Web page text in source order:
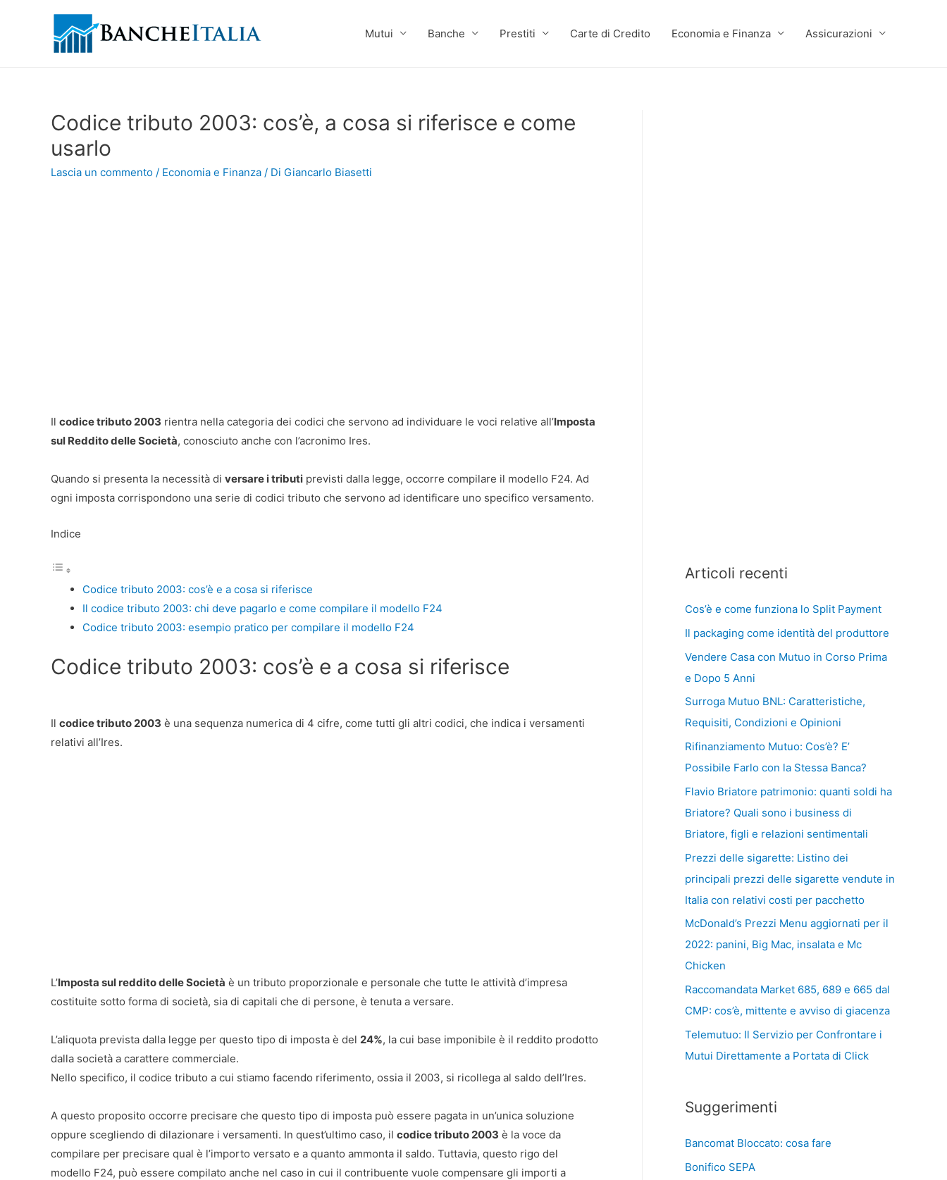
Mutui Banche Prestiti Carte di Credito Economia e Finanza Assicurazioni
Codice tributo 2003: cos’è, a cosa si riferisce e come
usarlo
Lascia un commento / Economia e Finanza / Di Giancarlo Biasetti
Il codice tributo 2003 rientra nella categoria dei codici che servono ad individuare le voci relative all’Imposta
sul Reddito delle Società, conosciuto anche con l’acronimo Ires.
Quando si presenta la necessità di versare i tributi previsti dalla legge, occorre compilare il modello F24. Ad
ogni imposta corrispondono una serie di codici tributo che servono ad identificare uno specifico versamento.
Indice
Codice tributo 2003: cos’è e a cosa si riferisce
Il codice tributo 2003: chi deve pagarlo e come compilare il modello F24
Codice tributo 2003: esempio pratico per compilare il modello F24
Codice tributo 2003: cos’è e a cosa si riferisce
Il codice tributo 2003 è una sequenza numerica di 4 cifre, come tutti gli altri codici, che indica i versamenti
relativi all’Ires.
L’Imposta sul reddito delle Società è un tributo proporzionale e personale che tutte le attività d’impresa
costituite sotto forma di società, sia di capitali che di persone, è tenuta a versare.
L’aliquota prevista dalla legge per questo tipo di imposta è del 24%, la cui base imponibile è il reddito prodotto
dalla società a carattere commerciale.
Nello specifico, il codice tributo a cui stiamo facendo riferimento, ossia il 2003, si ricollega al saldo dell’Ires.
A questo proposito occorre precisare che questo tipo di imposta può essere pagata in un’unica soluzione
oppure scegliendo di dilazionare i versamenti. In quest’ultimo caso, il codice tributo 2003 è la voce da
compilare per precisare qual è l’importo versato e a quanto ammonta il saldo. Tuttavia, questo rigo del
modello F24, può essere compilato anche nel caso in cui il contribuente vuole compensare gli importi a
Articoli recenti
Cos’è e come funziona lo Split Payment
Il packaging come identità del produttore
Vendere Casa con Mutuo in Corso Prima
e Dopo 5 Anni
Surroga Mutuo BNL: Caratteristiche,
Requisiti, Condizioni e Opinioni
Rifinanziamento Mutuo: Cos’è? E’
Possibile Farlo con la Stessa Banca?
Flavio Briatore patrimonio: quanti soldi ha
Briatore? Quali sono i business di
Briatore, figli e relazioni sentimentali
Prezzi delle sigarette: Listino dei
principali prezzi delle sigarette vendute in
Italia con relativi costi per pacchetto
McDonald’s Prezzi Menu aggiornati per il
2022: panini, Big Mac, insalata e Mc
Chicken
Raccomandata Market 685, 689 e 665 dal
CMP: cos’è, mittente e avviso di giacenza
Telemutuo: Il Servizio per Confrontare i
Mutui Direttamente a Portata di Click
Suggerimenti
Bancomat Bloccato: cosa fare
Bonifico SEPA